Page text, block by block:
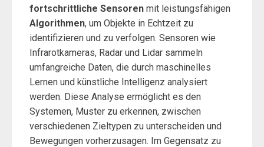
fortschrittliche Sensoren mit leistungsfähigen
Algorithmen, um Objekte in Echtzeit zu
identifizieren und zu verfolgen. Sensoren wie
Infrarotkameras, Radar und Lidar sammeln
umfangreiche Daten, die durch maschinelles
Lernen und künstliche Intelligenz analysiert
werden. Diese Analyse ermöglicht es den
Systemen, Muster zu erkennen, zwischen
verschiedenen Zieltypen zu unterscheiden und
Bewegungen vorherzusagen. Im Gegensatz zu